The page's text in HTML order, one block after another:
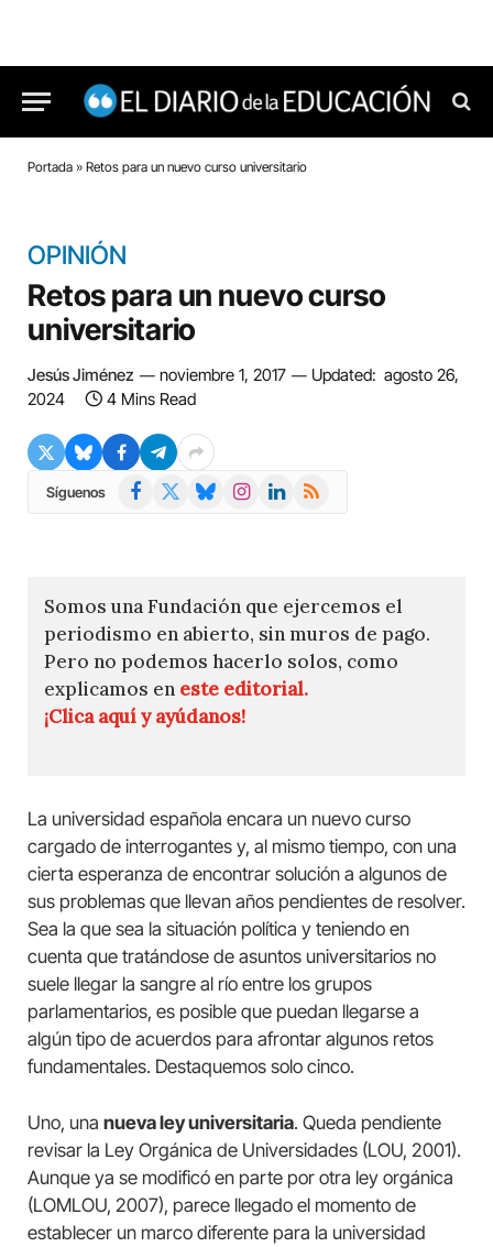
Portada » Retos para un nuevo curso universitario
OPINIÓN
Retos para un nuevo curso
universitario
Jesús Jiménez noviembre 1, 2017 Updated: agosto 26,
2024
4 Mins Read
Síguenos Facebook BlueskyInstagramLinkedIn
RSS
Somos una Fundación que ejercemos el
periodismo en abierto, sin muros de pago.
Pero no podemos hacerlo solos, como
explicamos en este editorial.
¡Clica aquí y ayúdanos!
La universidad española encara un nuevo curso
cargado de interrogantes y, al mismo tiempo, con una
cierta esperanza de encontrar solución a algunos de
sus problemas que llevan años pendientes de resolver.
Sea la que sea la situación política y teniendo en
cuenta que tratándose de asuntos universitarios no
suele llegar la sangre al río entre los grupos
parlamentarios, es posible que puedan llegarse a
algún tipo de acuerdos para afrontar algunos retos
fundamentales. Destaquemos solo cinco.
Uno, una nueva ley universitaria. Queda pendiente
revisar la Ley Orgánica de Universidades (LOU, 2001).
Aunque ya se modificó en parte por otra ley orgánica
(LOMLOU, 2007), parece llegado el momento de
establecer un marco diferente para la universidad